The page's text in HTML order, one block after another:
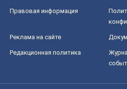
Правовая информация
Реклама на сайте
Редакционная политика